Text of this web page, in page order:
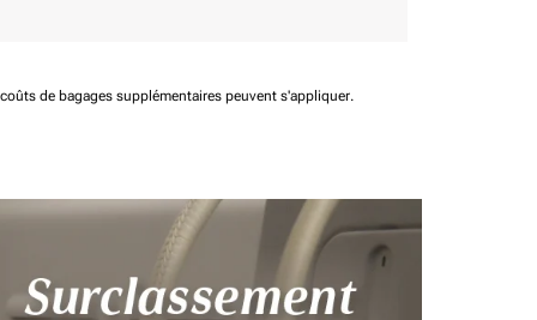
de bagages supplémentaires peuvent s'appliquer.